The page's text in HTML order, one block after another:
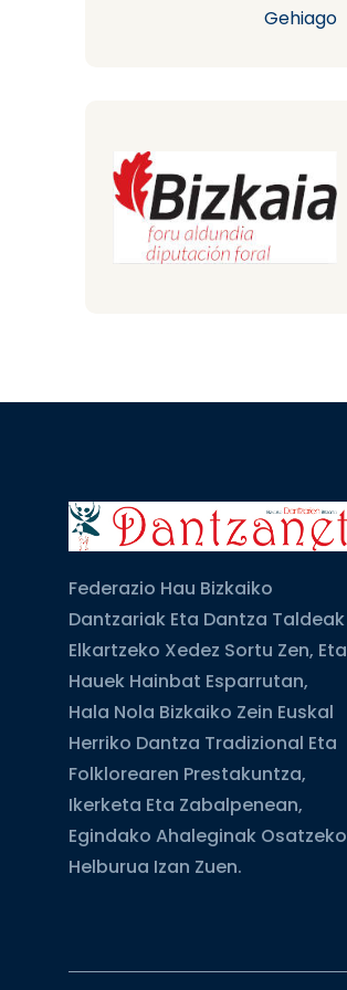
Gehiago
Federazio Hau Bizkaiko
Dantzariak Eta Dantza Taldeak
Elkartzeko Xedez Sortu Zen, Eta
Hauek Hainbat Esparrutan,
Hala Nola Bizkaiko Zein Euskal
Herriko Dantza Tradizional Eta
Folklorearen Prestakuntza,
Ikerketa Eta Zabalpenean,
Egindako Ahaleginak Osatzeko
Helburua Izan Zuen.